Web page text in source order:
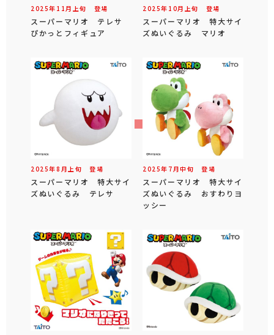
2025年 11 月 上旬 登場
スーパーマリオ テレサ
ぴかっとフィギュア
2025年 10月 上旬 登場
スーパーマリオ 特大サイ
ズぬいぐるみ マリオ
2025年8 月 上旬 登場
スーパーマリオ 特大サイ
ズぬいぐるみ テレサ
2025年 7 月中旬 登場
スーパーマリオ 特大サイ
ズぬいぐるみ おすわりヨ
ッシー